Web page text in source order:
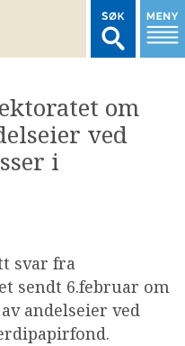
om
ved
i
svar fra
sendt 6.februar om
andelseier ved